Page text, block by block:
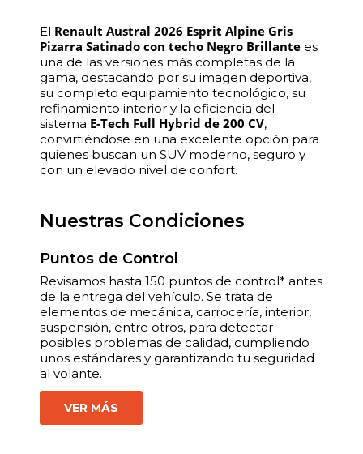
El Renault Austral 2026 Esprit Alpine Gris
Pizarra Satinado con techo Negro Brillante es
una de las versiones más completas de la
gama, destacando por su imagen deportiva,
su completo equipamiento tecnológico, su
refinamiento interior y la eficiencia del
sistema E-Tech Full Hybrid de 200 CV,
convirtiéndose en una excelente opción para
quienes buscan un SUV moderno, seguro y
con un elevado nivel de confort.
Nuestras Condiciones
Puntos de Control
Revisamos hasta 150 puntos de control* antes
de la entrega del vehículo. Se trata de
elementos de mecánica, carrocería, interior,
suspensión, entre otros, para detectar
posibles problemas de calidad, cumpliendo
unos estándares y garantizando tu seguridad
al volante.
VER MÁS